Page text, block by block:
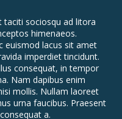
taciti sociosqu ad litora
himenaeos.
euismod lacus sit amet
imperdiet tincidunt.
consequat, in tempor
Nam dapibus enim
mollis. Nullam laoreet
urna faucibus. Praesent
a.